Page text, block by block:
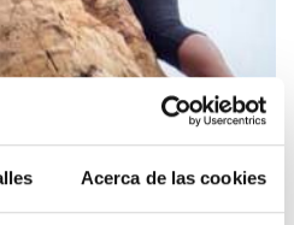
Acerca de las cookies
las